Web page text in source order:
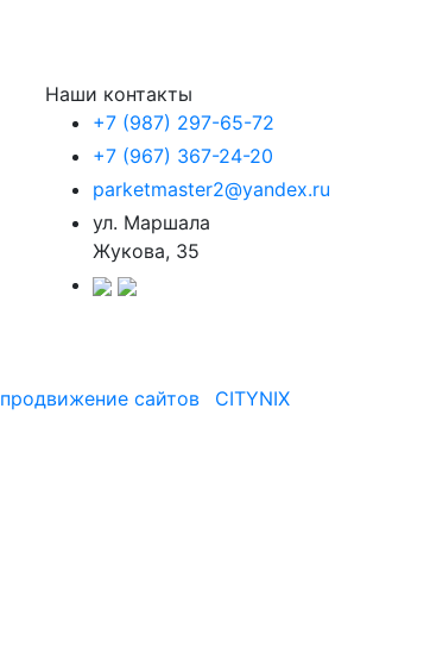
Наши контакты
+7 (987) 297-65-72
+7 (967) 367-24-20
parketmaster2@yandex.ru
ул. Маршала
Жукова, 35
продвижение сайтов CITYNIX